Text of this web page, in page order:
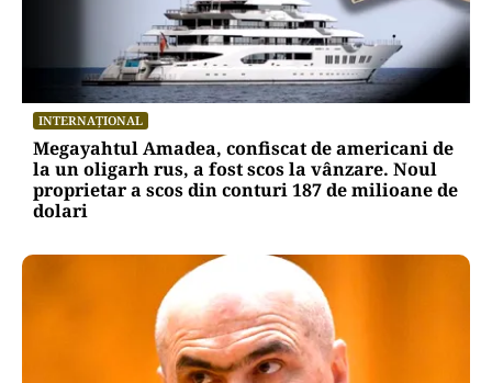
INTERNAȚIONAL
Megayahtul Amadea, confiscat de americani de
la un oligarh rus, a fost scos la vânzare. Noul
proprietar a scos din conturi 187 de milioane de
dolari